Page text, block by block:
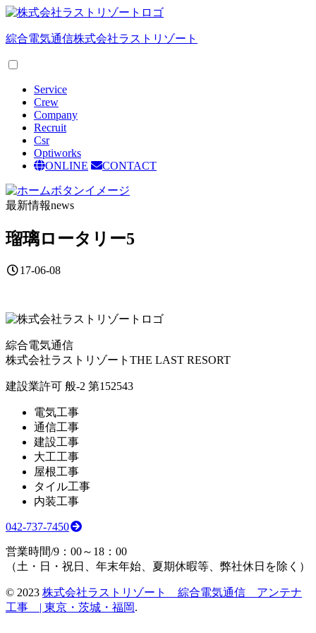
綜合電気通信株式会社ラストリゾート
Service
Crew
Company
Recruit
Csr
Optiworks
ONLINE
CONTACT
最新情報news
瑠璃ロータリー5
17-06-08
綜合電気通信
株式会社ラストリゾート THE LAST RESORT
建設業許可 般-2 第152543
電気工事
通信工事
建設工事
大工工事
屋根工事
タイル工事
内装工事
042-737-7450
営業時間/9：00～18：00
（土・日・祝日、年末年始、夏期休暇等、弊社休日を除く）
© 2023 株式会社ラストリゾート 綜合電気通信 アンテナ
工事 | 東京・茨城・福岡.